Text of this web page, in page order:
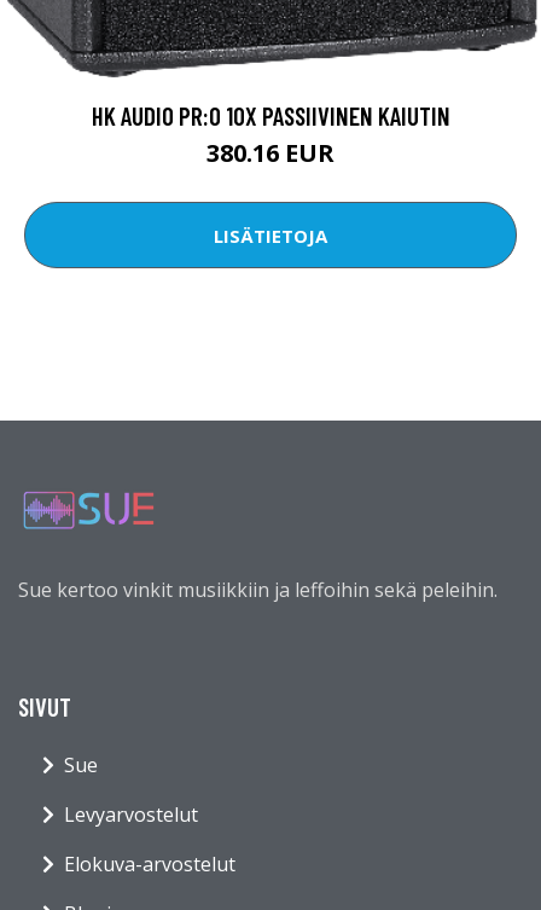
HK AUDIO PR:O 10X PASSIIVINEN KAIUTIN
380.16 EUR
LISÄTIETOJA
Sue kertoo vinkit musiikkiin ja leffoihin sekä peleihin.
SIVUT
Sue
Levyarvostelut
Elokuva-arvostelut